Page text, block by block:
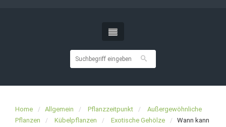
Home Allgemein Pflanzzeitpunkt
Außergewöhnliche
Pflanzen
Kübelpflanzen Exotische Gehölze
Wann kann